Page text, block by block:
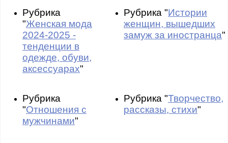
Рубрика
"Женская мода
2024-2025 -
тенденции в
одежде, обуви,
аксессуарах"
Рубрика "Истории
женщин, вышедших
замуж за иностранца"
Рубрика
"Отношения с
мужчинами"
Рубрика "Творчество,
рассказы, стихи"